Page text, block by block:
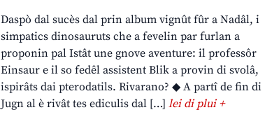
Daspò dal sucès dal prin album vignût fûr a Nadâl, i
simpatics dinosauruts che a fevelin par furlan a
proponin pal Istât une gnove aventure: il professôr
Einsaur e il so fedêl assistent Blik a provin di svolâ,
ispirâts dai pterodatils. Rivarano? ◆ A partî de fin di
Jugn al è rivât tes ediculis dal […] lei di plui +